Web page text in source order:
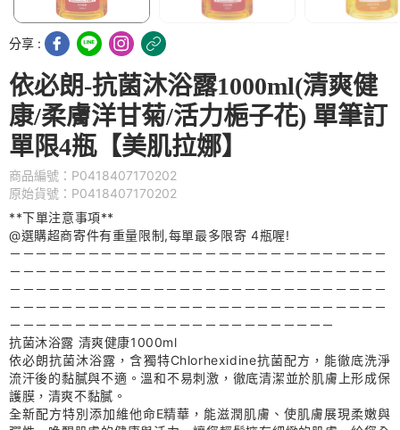
分享 :
依必朗-抗菌沐浴露1000ml(清爽健
康/柔膚洋甘菊/活力梔子花) 單筆訂
單限4瓶【美肌拉娜】
商品編號：P0418407170202
原始貨號：P0418407170202
**下單注意事項**
@選購超商寄件有重量限制,每單最多限寄 4瓶喔!
－－－－－－－－－－－－－－－－－－－－－－－－－－－－－
－－－－－－－－－－－－－－－－－－－－－－－－－－－－－
－－－－－－－－－－－－－－－－－－－－－－－－－－－－－
－－－－－－－－－－－－－－－－－－－－－－－－－－－－－
－－－－－－－－－－－－－－－－－－－－－－－－－
抗菌沐浴露 清爽健康1000ml
依必朗抗菌沐浴露，含獨特Chlorhexidine抗菌配方，能徹底洗淨
流汗後的黏膩與不適。溫和不易刺激，徹底清潔並於肌膚上形成保
護膜，清爽不黏膩。
全新配方特別添加維他命E精華，能滋潤肌膚、使肌膚展現柔嫩與